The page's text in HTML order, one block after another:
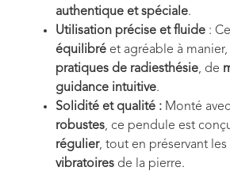
authentique et spéciale.
Utilisation précise et fluide :
équilibré et agréable à
pratiques de radiesthésie, de
guidance intuitive.
Solidité et qualité : Monté
robustes, ce pendule est
régulier, tout en préservant les
vibratoires de la pierre.